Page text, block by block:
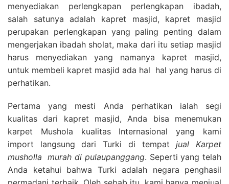
menyediakan perlengkapan perlengkapan ibadah,
salah satunya adalah kapret masjid, kapret masjid
perupakan perlengkapan yang paling penting dalam
mengerjakan ibadah sholat, maka dari itu setiap masjid
harus menyediakan yang namanya kapret masjid,
untuk membeli kapret masjid ada hal hal yang harus di
perhatikan.
Pertama yang mesti Anda perhatikan ialah segi
kualitas dari kapret masjid, Anda bisa menemukan
karpet Mushola kualitas Internasional yang kami
import langsung dari Turki di tempatjual Karpet
musholla
murah di pulaupanggang. Seperti yang telah
Anda ketahui bahwa Turki adalah negara penghasil